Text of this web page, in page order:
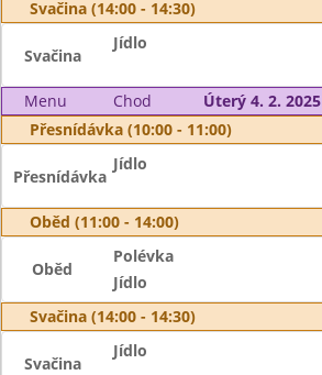
Svačina (14:00 - 14:30)
Svačina
Jídlo
Menu Chod
Úterý 4. 2. 2025
Přesnídávka (10:00 - 11:00)
Přesnídávka
Jídlo
Oběd (11:00 - 14:00)
Oběd
Polévka
Jídlo
Svačina (14:00 - 14:30)
Svačina
Jídlo